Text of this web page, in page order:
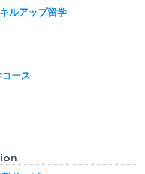
ルアップ留学
ース